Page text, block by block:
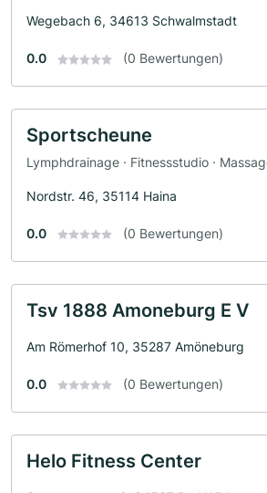
Wegebach 6, 34613 Schwalmstadt
0.0 (0 Bewertungen)
Sportscheune
Lymphdrainage · Fitnessstudio ·
Nordstr. 46, 35114 Haina
0.0 (0 Bewertungen)
Tsv 1888 Amoneburg E V
Am Römerhof 10, 35287 Amöneburg
0.0 (0 Bewertungen)
Helo Fitness Center